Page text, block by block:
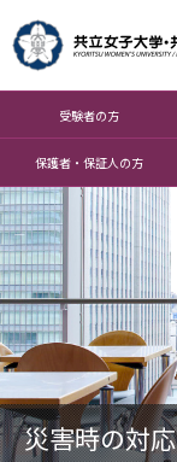
受験者の方
保護者・保証人の方
災害時の対応